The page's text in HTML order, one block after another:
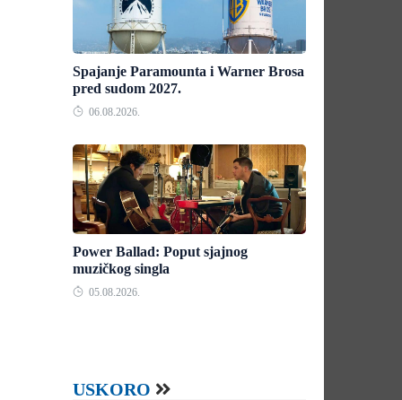
Spajanje Paramounta i Warner Brosa
pred sudom 2027.
06.08.2026.
Power Ballad: Poput sjajnog
muzičkog singla
05.08.2026.
USKORO